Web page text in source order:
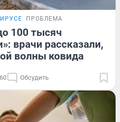
ПРОБЛЕМА
100 тысяч
врачи рассказали,
волны ковида
Обсудить